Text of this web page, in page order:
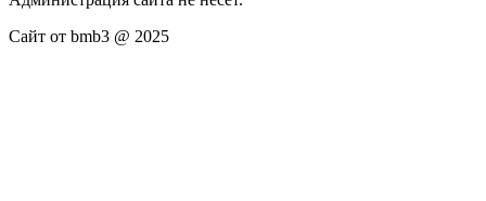
Сайт от bmb3 @ 2025